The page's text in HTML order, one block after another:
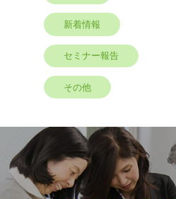
新着情報
セミナー報告
その他